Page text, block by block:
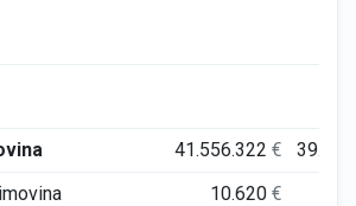
41.556.322€
10.620€